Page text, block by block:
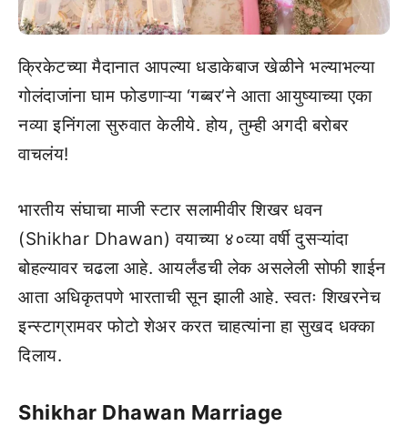
क्रिकेटच्या मैदानात आपल्या धडाकेबाज खेळीने भल्याभल्या
गोलंदाजांना घाम फोडणाऱ्या ‘गब्बर’ने आता आयुष्याच्या एका
नव्या इनिंगला सुरुवात केलीये. होय, तुम्ही अगदी बरोबर
वाचलंय!
भारतीय संघाचा माजी स्टार सलामीवीर शिखर धवन
(Shikhar Dhawan) वयाच्या ४०व्या वर्षी दुसऱ्यांदा
बोहल्यावर चढला आहे. आयर्लंडची लेक असलेली सोफी शाईन
आता अधिकृतपणे भारताची सून झाली आहे. स्वतः शिखरनेच
इन्स्टाग्रामवर फोटो शेअर करत चाहत्यांना हा सुखद धक्का
दिलाय.
Shikhar Dhawan Marriage